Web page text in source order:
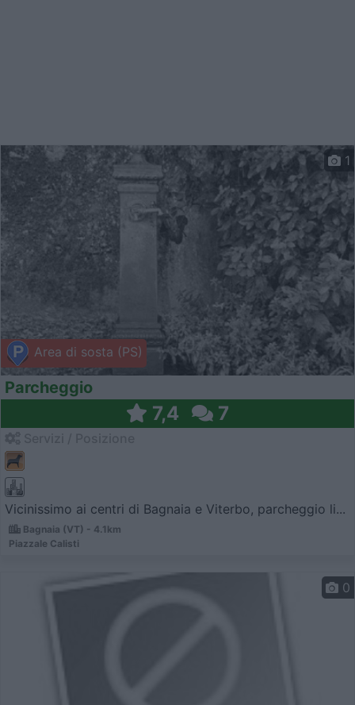
Area di sosta (PS)
1
Parcheggio
7,4 7
Vicinissimo ai centri di Bagnaia e Viterbo, parcheggio li...
Bagnaia (VT) - 4.1km
Piazzale Calisti
0